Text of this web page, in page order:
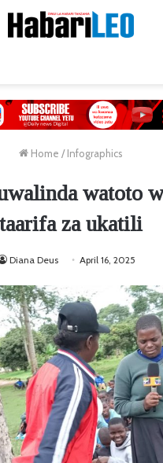
Home / Infographics
watoto
taarifa za ukatili
Diana Deus April 16, 2025